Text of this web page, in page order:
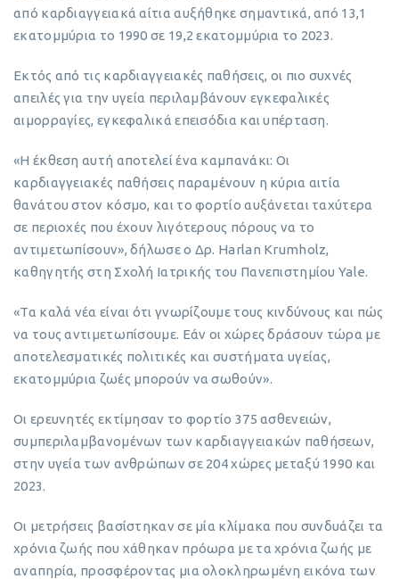
από καρδιαγγειακά αίτια αυξήθηκε σημαντικά, από 13,1
εκατομμύρια το 1990 σε 19,2 εκατομμύρια το 2023.
Εκτός από τις καρδιαγγειακές παθήσεις, οι πιο συχνές
απειλές για την υγεία περιλαμβάνουν εγκεφαλικές
αιμορραγίες, εγκεφαλικά επεισόδια και υπέρταση.
«Η έκθεση αυτή αποτελεί ένα καμπανάκι: Οι
καρδιαγγειακές παθήσεις παραμένουν η κύρια αιτία
θανάτου στον κόσμο, και το φορτίο αυξάνεται ταχύτερα
σε περιοχές που έχουν λιγότερους πόρους να το
αντιμετωπίσουν», δήλωσε ο Δρ. Harlan Krumholz,
καθηγητής στη Σχολή Ιατρικής του Πανεπιστημίου Yale.
«Τα καλά νέα είναι ότι γνωρίζουμε τους κινδύνους και πώς
να τους αντιμετωπίσουμε. Εάν οι χώρες δράσουν τώρα με
αποτελεσματικές πολιτικές και συστήματα υγείας,
εκατομμύρια ζωές μπορούν να σωθούν».
Οι ερευνητές εκτίμησαν το φορτίο 375 ασθενειών,
συμπεριλαμβανομένων των καρδιαγγειακών παθήσεων,
στην υγεία των ανθρώπων σε 204 χώρες μεταξύ 1990 και
2023.
Οι μετρήσεις βασίστηκαν σε μία κλίμακα που συνδυάζει τα
χρόνια ζωής που χάθηκαν πρόωρα με τα χρόνια ζωής με
αναπηρία, προσφέροντας μια ολοκληρωμένη εικόνα των